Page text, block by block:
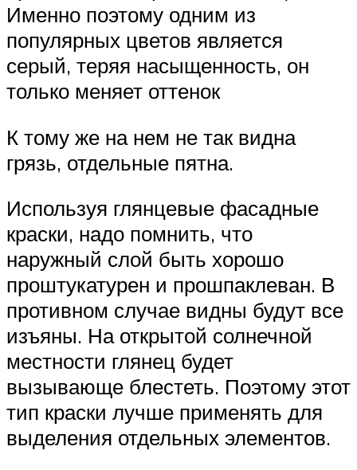
Именно поэтому одним из
популярных цветов является
серый, теряя насыщенность, он
только меняет оттенок
К тому же на нем не так видна
грязь, отдельные пятна.
Используя глянцевые фасадные
краски, надо помнить, что
наружный слой быть хорошо
проштукатурен и прошпаклеван. В
противном случае видны будут все
изъяны. На открытой солнечной
местности глянец будет
вызывающе блестеть. Поэтому этот
тип краски лучше применять для
выделения отдельных элементов.